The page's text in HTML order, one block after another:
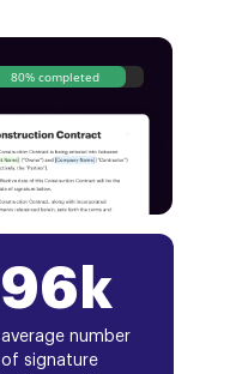
80% completed
96k
average number
of signature